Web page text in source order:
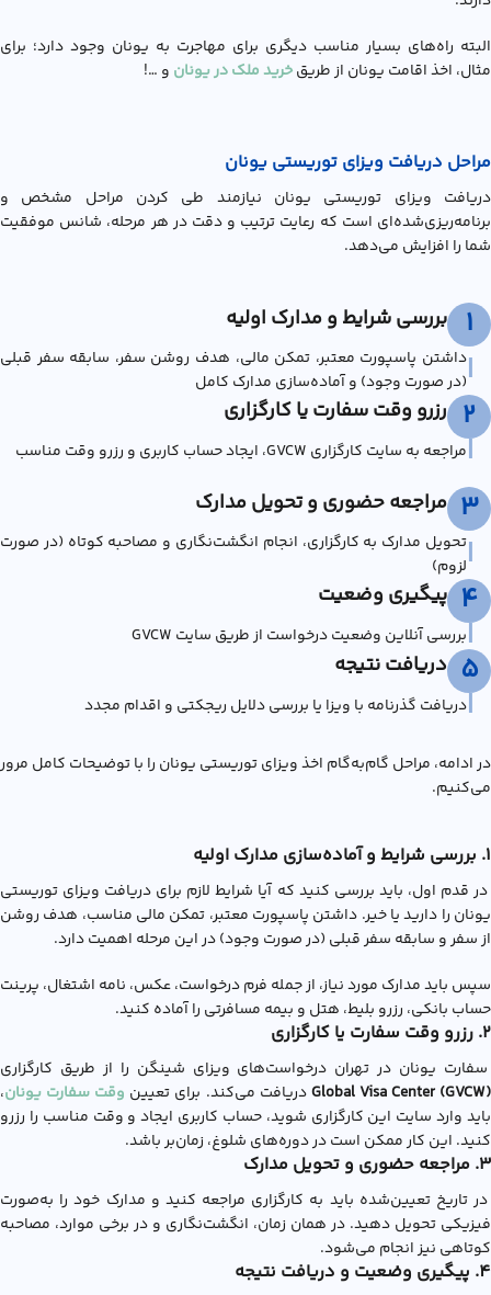
البته راه‌های بسیار مناسب دیگری برای مهاجرت به یونان وجود دارد؛ برای
مثال، اخذ اقامت یونان از طریقخرید ملک در یونان و …!
مراحل دریافت ویزای توریستی یونان
دریافت ویزای توریستی یونان نیازمند طی کردن مراحل مشخص و
برنامه‌ریزی‌شده‌ای است که رعایت ترتیب و دقت در هر مرحله، شانس موفقیت
شما را افزایش می‌دهد.
1 بررسی شرایط و مدارک اولیه
|داشتن پاسپورت معتبر، تمکن مالی، هدف روشن سفر، سابقه سفر قبلی
(در صورت وجود) و آماده‌سازی مدارک کامل
2 رزرو وقت سفارت یا کارگزاری
|مراجعه به سایت کارگزاری GVCW، ایجاد حساب کاربری و رزرو وقت مناسب
3 مراجعه حضوری و تحویل مدارک
|تحویل مدارک به کارگزاری، انجام انگشت‌نگاری و مصاحبه کوتاه (در صورت
لزوم)
4 پیگیری وضعیت
|بررسی آنلاین وضعیت درخواست از طریق سایت GVCW
5 دریافت نتیجه
|دریافت گذرنامه با ویزا یا بررسی دلایل ریجکتی و اقدام مجدد
در ادامه، مراحل گام‌به‌گام اخذ ویزاي توریستی یونان را با توضیحات کامل مرور
می‌کنیم.
1. بررسی شرایط و آماده‌سازی مدارک اولیه
در قدم اول، باید بررسی کنید که آیا شرایط لازم برای دریافت ویزای توریستی
یونان را دارید یا خیر. داشتن پاسپورت معتبر، تمکن مالی مناسب، هدف روشن
از سفر و سابقه سفر قبلی (در صورت وجود) در این مرحله اهمیت دارد.
سپس باید مدارک مورد نیاز، از جمله فرم درخواست، عکس، نامه اشتغال، پرینت
حساب بانکی، رزرو بلیط، هتل و بیمه مسافرتی را آماده کنید.
2. رزرو وقت سفارت یا کارگزاری
سفارت یونان در تهران درخواست‌های ویزای شینگن را از طریق کارگزاری
Global Visa Center (GVCW)دریافت می‌کند. برای تعیین وقت سفارت یونان،
باید وارد سایت این کارگزاری شوید، حساب کاربری ایجاد و وقت مناسب را رزرو
کنید. این کار ممکن است در دوره‌های شلوغ، زمان‌بر باشد.
3. مراجعه حضوری و تحویل مدارک
در تاریخ تعیین‌شده باید به کارگزاری مراجعه کنید و مدارک خود را به‌صورت
فیزیکی تحویل دهید. در همان زمان، انگشت‌نگاری و در برخی موارد، مصاحبه
کوتاهی نیز انجام می‌شود.
4. پیگیری وضعیت و دریافت نتیجه